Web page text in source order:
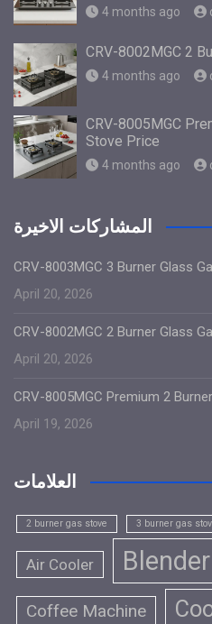
4 months ago
CRV-8002MGC 2
4 months ago
CRV-8005MGC
Stove Price
4 months ago
المشاركات الاخيرة
CRV-8003MGC 3 Burner Glass
April 20, 2026
CRV-8002MGC 2 Burner Glass
April 20, 2026
CRV-8005MGC Premium 2
April 19, 2026
العلامات
2 burner gas stove 3 burner gas
Air Cooler
Coffee Machine